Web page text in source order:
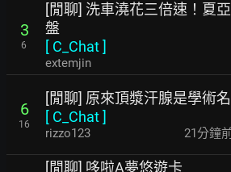
3
6
[閒聊] 洗車澆花三倍速！夏
盤
[ C_Chat]
extemjin
6
16
[閒聊] 原來頂漿汗腺是學術名
[ C_Chat]
rizzo123 21分鐘
[閒聊] 哆啦A夢悠遊卡